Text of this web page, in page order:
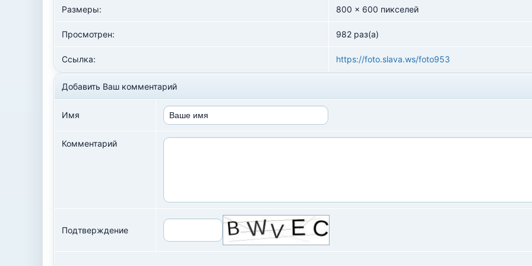
Размеры: 800 x 600 пикселей
Просмотрен: 982 раз(а)
Ссылка: https://foto.slava.ws/foto953
Добавить Ваш комментарий
Имя
Комментарий
Подтверждение